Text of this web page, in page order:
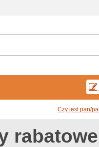
Czy jest pan/
rabatowe